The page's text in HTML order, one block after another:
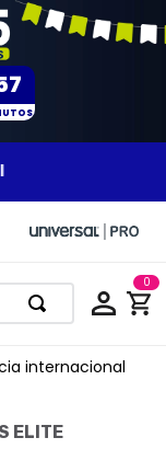
0
internacional
ELITE